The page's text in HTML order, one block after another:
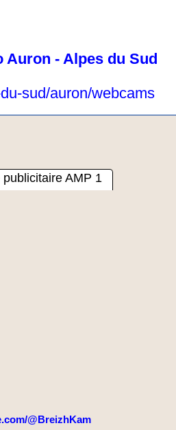
Auron - Alpes du Sud
sud/auron/webcams
AMP 1
@BreizhKam